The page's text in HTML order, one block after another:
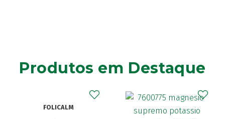
Produtos em Destaque
FOLICALM